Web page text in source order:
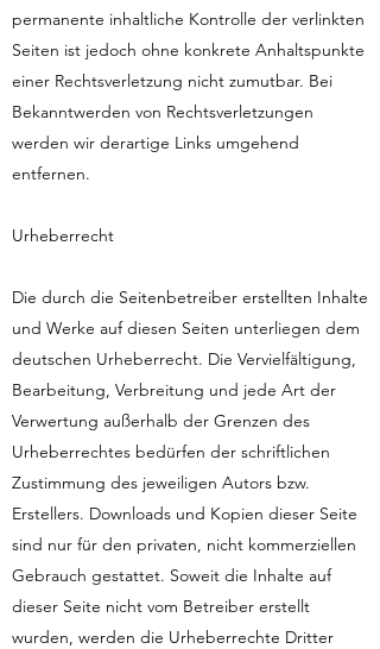
permanente inhaltliche Kontrolle der verlinkten
Seiten ist jedoch ohne konkrete Anhaltspunkte
einer Rechtsverletzung nicht zumutbar. Bei
Bekanntwerden von Rechtsverletzungen
werden wir derartige Links umgehend
entfernen.
Urheberrecht
Die durch die Seitenbetreiber erstellten Inhalte
und Werke auf diesen Seiten unterliegen dem
deutschen Urheberrecht. Die Vervielfältigung,
Bearbeitung, Verbreitung und jede Art der
Verwertung außerhalb der Grenzen des
Urheberrechtes bedürfen der schriftlichen
Zustimmung des jeweiligen Autors bzw.
Erstellers. Downloads und Kopien dieser Seite
sind nur für den privaten, nicht kommerziellen
Gebrauch gestattet. Soweit die Inhalte auf
dieser Seite nicht vom Betreiber erstellt
wurden, werden die Urheberrechte Dritter